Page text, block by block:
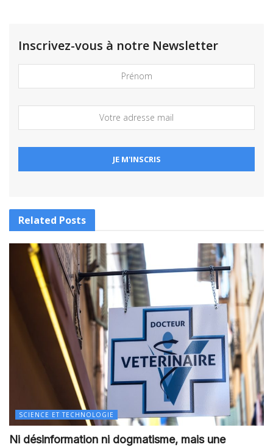
Inscrivez-vous à notre Newsletter
Related Posts
SCIENCE ET TECHNOLOGIE
Ni désinformation ni dogmatisme, mais une